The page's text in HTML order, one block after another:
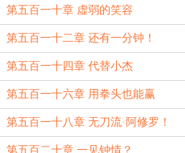
第五百一十章 虚弱的笑容
第五百一十二章 还有一分钟！
第五百一十四章 代替小杰
第五百一十六章 用拳头也能赢
第五百一十八章 无刀流·阿修罗！
第五百二十章 一见钟情？